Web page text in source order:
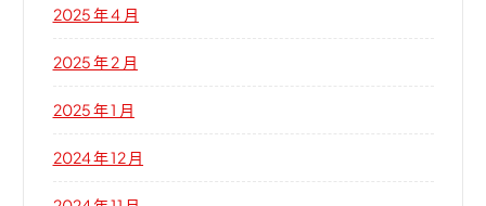
2025 年 4 月
2025 年 2 月
2025 年 1 月
2024 年 12 月